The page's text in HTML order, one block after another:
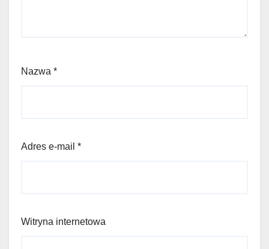
Nazwa *
Adres e-mail *
Witryna internetowa